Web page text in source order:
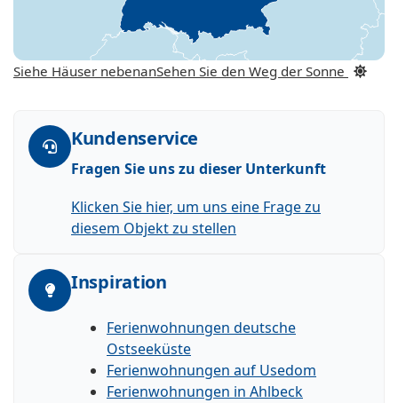
Siehe Häuser nebenanSehen Sie den Weg der Sonne
Kundenservice
Fragen Sie uns zu dieser Unterkunft
Klicken Sie hier, um uns eine Frage zu
diesem Objekt zu stellen
Inspiration
Ferienwohnungen deutsche
Ostseeküste
Ferienwohnungen auf Usedom
Ferienwohnungen in Ahlbeck